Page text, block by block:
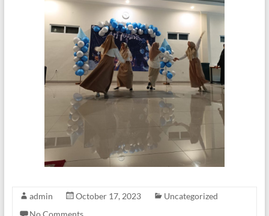
admin October 17, 2023
Uncategorized
No Comments